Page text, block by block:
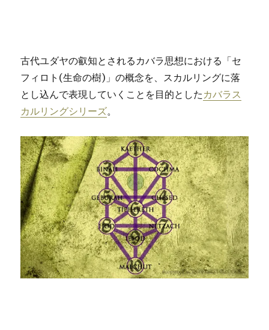
古代ユダヤの叡知とされる カバラ思想における「セ
フィロト(生命の樹)」の概念を、スカルリングに落
とし込んで表現していくことを目的とした カバラス
カルリングシリーズ。